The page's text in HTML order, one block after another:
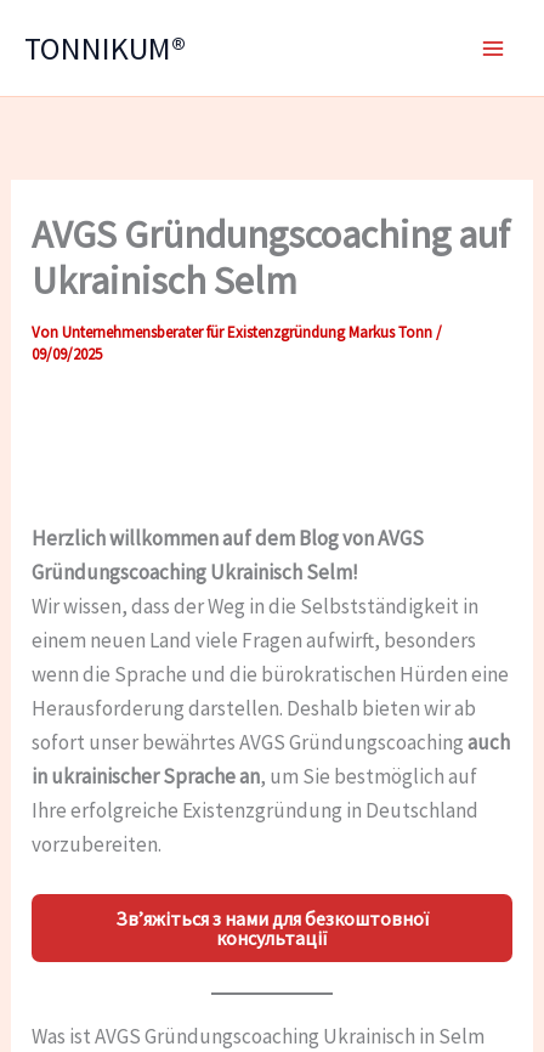
InhaltTONNIKUM®
AVGS Gründungscoaching auf
Ukrainisch Selm
VonUnternehmensberater für Existenzgründung Markus Tonn/
09/09/2025
Herzlich willkommen auf dem Blog von AVGS
Gründungscoaching Ukrainisch Selm!
Wir wissen, dass der Weg in die Selbstständigkeit in
einem neuen Land viele Fragen aufwirft, besonders
wenn die Sprache und die bürokratischen Hürden eine
Herausforderung darstellen. Deshalb bieten wir ab
sofort unser bewährtes AVGS Gründungscoachingauch
in ukrainischer Sprache an, um Sie bestmöglich auf
Ihre erfolgreiche Existenzgründung in Deutschland
vorzubereiten.
Зв’яжіться з нами для безкоштовної
консультації
Was ist AVGS Gründungscoaching Ukrainisch in Selm